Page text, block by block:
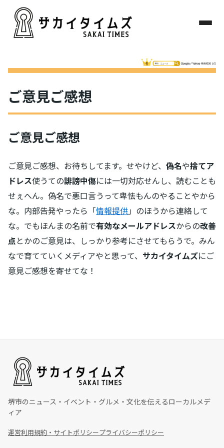
ご意見ご感想
ご意見ご感想
ご意見ご感想、お待ちしてます。せやけど、 偽名や捨てア
ドレス使うての誹謗中傷には一切対応せんし、読むことも
せぇへん。偽名で悪口言うって卑怯もんのやることやから
な。内部告発やったら「情報提供」のほうから連絡して
な。でもほんまの名前で有効なメールアドレスからの改善
点 とかのご意見は、しっかり参考にさせてもらうで。みん
なで育てていくメディアやと思って、 サカイタイムズにご
意見ご感想を寄せてな！
堺市のニュース・イベント・グルメ・文化を伝えるローカルメデ
ィア
運営利用規約・サイトポリシープライバシーポリシー